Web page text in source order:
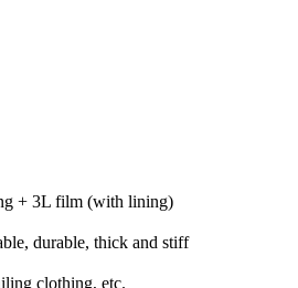
+ 3L film (with lining)
durable, thick and stiff
clothing, etc.